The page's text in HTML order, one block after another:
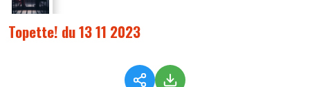
Topette! du 13 11 2023